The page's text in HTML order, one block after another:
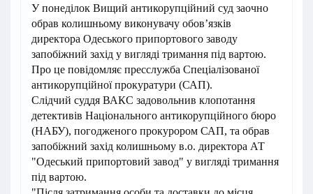
У понеділок Вищий антикорупційний суд заочно
обрав колишньому виконувачу обовʼязків
директора Одеського припортового заводу
запобіжний захід у вигляді тримання під вартою.
Про це повідомляє пресслужба Спеціалізованої
антикорупційної прокуратури (САП).
Слідчий суддя ВАКС задовольнив клопотання
детективів Національного антикорупційного бюро
(НАБУ), погодженого прокурором САП, та обрав
запобіжний захід колишньому в.о. директора АТ
"Одеський припортовий завод" у вигляді тримання
під вартою.